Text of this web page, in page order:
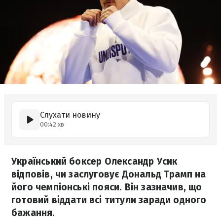
Слухати новину
00:42 хв
Український боксер Олександр Усик
відповів, чи заслуговує Дональд Трамп на
його чемпіонські пояси. Він зазначив, що
готовий віддати всі титули заради одного
бажання.